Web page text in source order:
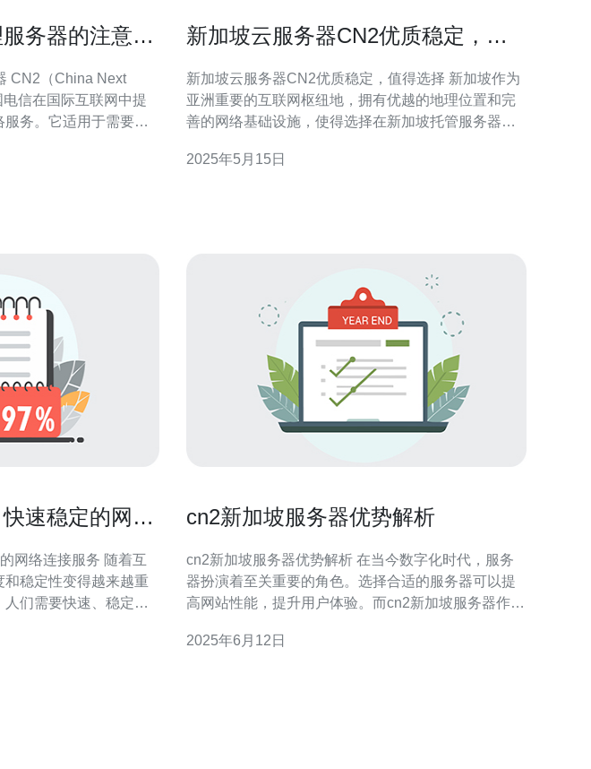
务器的注意事
信在国际互联网中提
务。它适用于需要高
CN2物理服务器可以
新加坡云服务器CN2优质稳定，值
新加坡云服务器CN2优质稳定，值得选择 新加坡作为
亚洲重要的互联网枢纽地，拥有优越的地理位置和完
善的网络基础设施，使得选择在新加坡托管服务器能
线路则是中国电信的国际专线，具有更高的带宽和更
2025年5月15日
速稳定的网络
连接服务 随着互
稳定性变得越来越重
们需要快速、稳定的
质的网络连接服务，让
cn2新加坡服务器优势解析
cn2新加坡服务器优势解析 在当今数字化时代，服务
器扮演着至关重要的角色。选择合适的服务器可以提
高网站性能，提升用户体验。而cn2新加坡服务器作为
器采用了高速连接，具有优秀的网络性能。这意味着
2025年6月12日